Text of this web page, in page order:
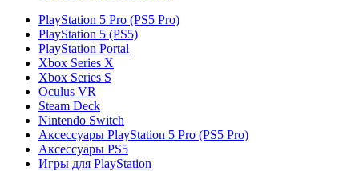
PlayStation 5 Pro (PS5 Pro)
PlayStation 5 (PS5)
PlayStation Portal
Xbox Series X
Xbox Series S
Oculus VR
Steam Deck
Nintendo Switch
Аксессуары PlayStation 5 Pro (PS5 Pro)
Аксессуары PS5
Игры для PlayStation